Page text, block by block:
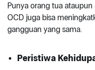
Punya orang tua
OCD juga bisa
gangguan yang sama.
Peristiwa